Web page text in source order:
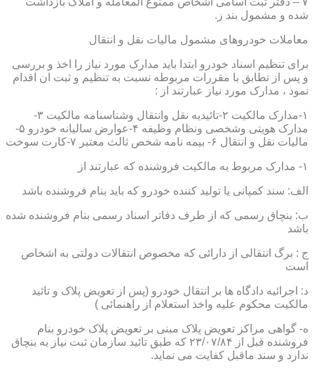
شده و مشمول بند ز.
معاملات خودروهای مشمول مالیات نقل و انتقال
برای تنظیم اسناد خودرو ابتدا باید مدارک مورد نیاز را اخذ و بررسی
و پس از تطابق با مقررات مربوطه نسبت به تنظیم و ثبت ان اقدام
نمود ، مدارک مورد نیاز عبارتند از :
۱-مدارک مالکیت ۲-تائیدیه نقل وانتقال وشناسنامه مالکیت ۳-
مدارک هویتی وشخصی ونظام وظیفه ۴-عوارض سالیانه خودرو ۵-
مالیات نقل و انتقال ۶- بیمه نامه شخص ثالث معتبر ۷-کارت سوخت
۱- مدارک مربوط به مالکیت فروشنده که عبارتند از
الف: سند کمپانی یا تولید کننده خودرو که باید بنام فروشنده باشد
ب: بنچاق رسمی که از طرف دفاتر اسناد رسمی بنام فروشنده شده
باشد
ج : برگ انتقالی از دارائی که مخصوص انتقالات دولتی به اشخاص
است
د: اجرائیه دادگاه ها بر انتقال خودرو (پس از تعویض پلاک و تائید
مالکیت محکوم علیه واخذ استعلام از راهنمائی )
ه- گواهی مراکز تعویض پلاک مبنی بر تعویض پلاک خودرو بنام
فروشنده قبل از ۲۳/۰۷/۸۴ که طبق تائید سازمان ثبت نیاز به بنچاق
ندارد و سند ماقبل کفایت می نماید.